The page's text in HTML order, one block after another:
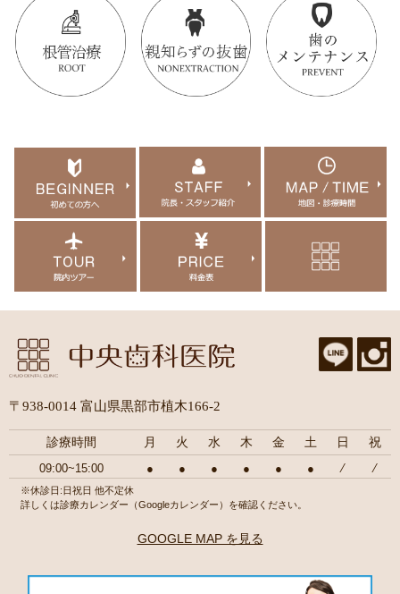
〒938-0014 富山県黒部市植木166-2
診療時間 月 火 水 木 金 土 日 祝
09:00~15:00 ● ● ● ● ● ● ⁄ ⁄
※休診日:日祝日 他不定休
詳しくは診療カレンダー（Googleカレンダー）を確認ください。
GOOGLE MAP を見る